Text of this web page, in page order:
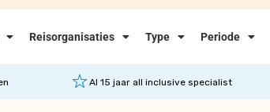
Reisorganisaties Type Periode
Al 15 jaar all inclusive specialist